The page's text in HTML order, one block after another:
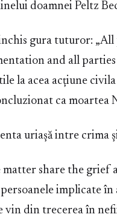
doamnei Peltz
gura tuturor:
and all
la acea acțiune
ca moartea
uriașă intre crima
matter share the
implicate
vin din trecerea în